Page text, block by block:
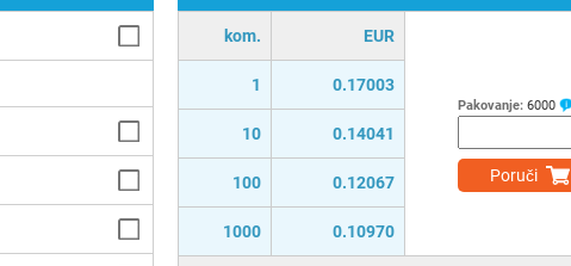
kom. EUR
1 0.17003
10 0.14041
100 0.12067
1000 0.10970
Pakovanje: 6000
Poruči